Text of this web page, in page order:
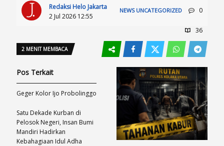
Redaksi Helo Jakarta
2 Jul 2026 12:55
NEWS UNCATEGORIZED 0
36
2 MENIT MEMBACA
Pos Terkait
Geger Kolor Ijo Probolinggo
Satu Dekade Kurban di
Pelosok Negeri, Insan Bumi
Mandiri Hadirkan
Kebahagiaan Idul Adha